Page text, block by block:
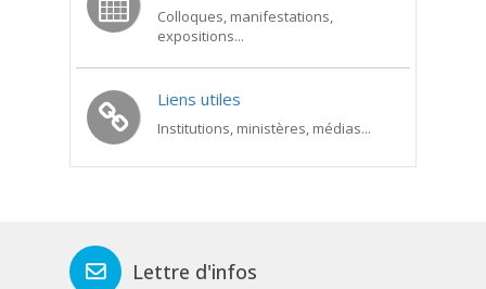
Colloques, manifestations,
expositions...
Liens utiles
Institutions, ministères, médias...
Lettre d'infos